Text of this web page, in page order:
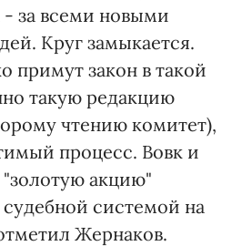
- за всеми новыми
Круг замыкается.
примут закон в такой
такую редакцию
чтению комитет),
процесс. Вовк и
акцию"
судебной системой на
Жернаков.